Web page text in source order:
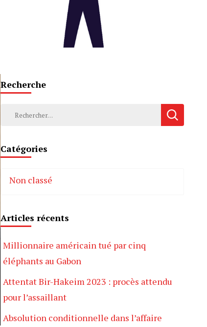
Recherche
Rechercher :
Catégories
Non classé
Articles récents
Millionnaire américain tué par cinq
éléphants au Gabon
Attentat Bir-Hakeim 2023 : procès attendu
pour l’assaillant
Absolution conditionnelle dans l’affaire